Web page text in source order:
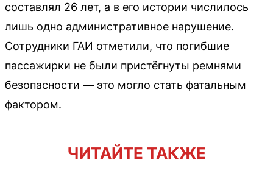
составлял 26 лет, а в его истории числилось
лишь одно административное нарушение.
Сотрудники ГАИ отметили, что погибшие
пассажирки не были пристёгнуты ремнями
безопасности — это могло стать фатальным
фактором.
ЧИТАЙТЕ ТАКЖЕ